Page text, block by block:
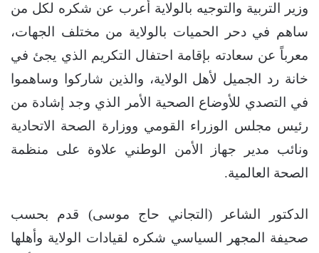
وزير التربية والتوجيه بالولاية أعرب عن شكره لكل من
ساهم في دحر الحميات بالولاية من مختلف الجهات،
معرباً عن سعادته بإقامة احتفال التكريم الذي يجئ في
خانة رد الجميل لأهل الولاية، والذين شاركوا وساهموا
في التصدي للأوضاع الصحية الأمر الذي وجد إشادة من
رئيس مجلس الوزراء القومي ووزارة الصحة الاتحادية
ونائب مدير جهاز الأمن الوطني علاوة على منظمة
الصحة العالمية.
الدكتور الشاعر (التجاني حاج موسى) قدم بحسب
صحيفة المجهر السياسي شكره لقيادات الولاية وأهلها